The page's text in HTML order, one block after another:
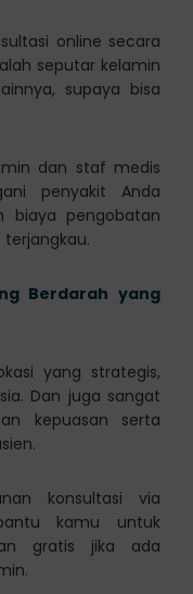
online secara
seputar kelamin
supaya bisa
dan staf medis
penyakit Anda
biaya pengobatan
Berdarah yang
yang strategis,
Dan juga sangat
kepuasan serta
konsultasi via
kamu untuk
gratis jika ada